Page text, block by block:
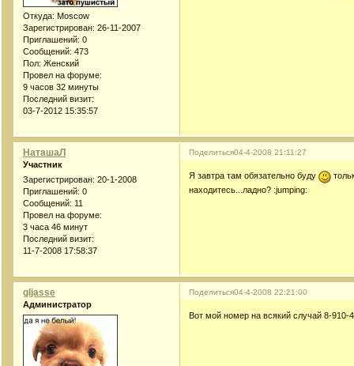
Откуда: Moscow
Зарегистрирован: 26-11-2007
Приглашений: 0
Сообщений: 473
Пол: Женский
Провел на форуме:
9 часов 32 минуты
Последний визит:
03-7-2012 15:35:57
Поделиться04-4-2008 21:11:27
НаташаЛ
Участник
Зарегистрирован: 20-1-2008
Приглашений: 0
Сообщений: 11
Провел на форуме:
3 часа 46 минут
Последний визит:
11-7-2008 17:58:37
Я завтра там обязательно буду
находитесь...ладно? :jumping:
Поделиться04-4-2008 22:21:00
gljasse
Администратор
Вот мой номер на всякий случай 8-910-